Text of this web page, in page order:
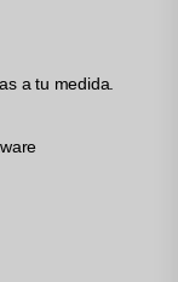
a tu medida.